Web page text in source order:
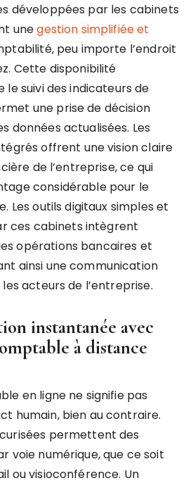
développées par les cabinets
unegestion simplifiée et
peu importe l’endroit
Cette disponibilité
suivi des indicateurs de
une prise de décision
données actualisées. Les
offrent une vision claire
de l’entreprise, ce qui
considérable pour le
Les outils digitaux simples et
ces cabinets intègrent
opérations bancaires et
ainsi une communication
acteurs de l’entreprise.
instantanée avec
à distance
en ligne ne signifie pas
humain, bien au contraire.
permettent des
voie numérique, que ce soit
ou visioconférence. Un